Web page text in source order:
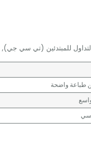
للمبتدئين (تي سي
واضحة